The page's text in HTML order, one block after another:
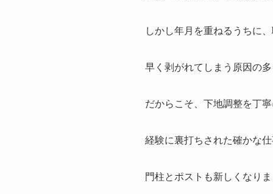
しかし年月を重ねるうちに
早く剥がれてしまう原因の
だからこそ、下地調整を丁
経験に裏打ちされた確かな
門柱とポストも新しくなり